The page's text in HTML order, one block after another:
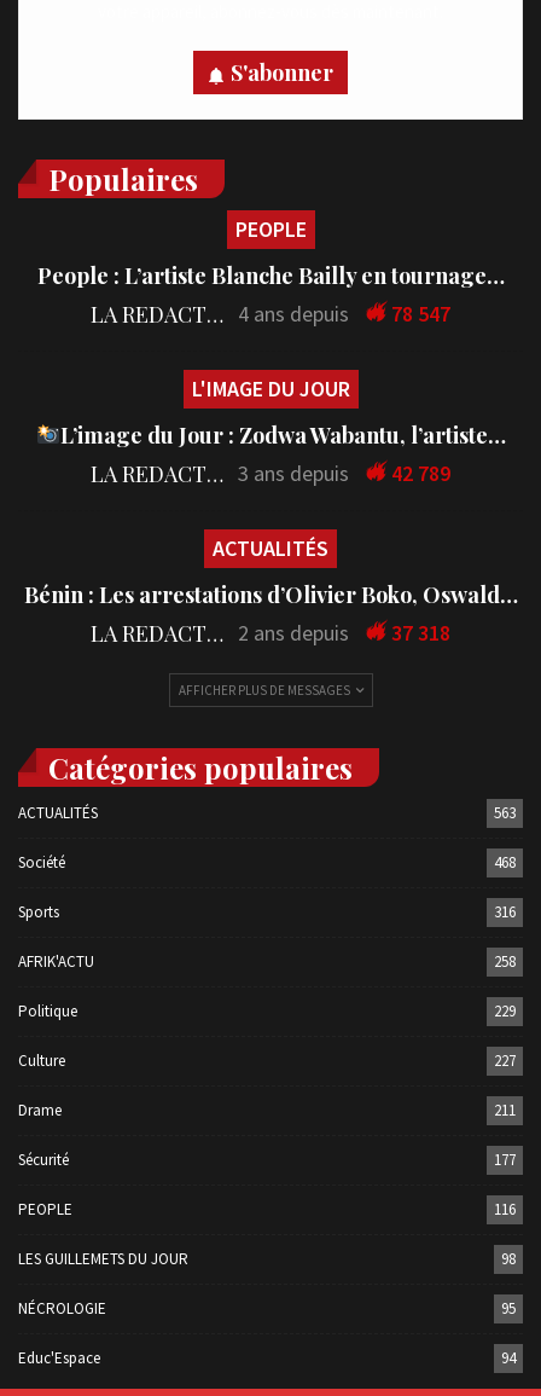
S'abonner
Populaires
PEOPLE
People : L’artiste Blanche Bailly en tournage…
LA REDACTION 4 ans depuis 78 547
L'IMAGE DU JOUR
L’image du Jour : Zodwa Wabantu, l’artiste…
LA REDACTION 3 ans depuis 42 789
ACTUALITÉS
Bénin : Les arrestations d’Olivier Boko, Oswald…
LA REDACTION 2 ans depuis 37 318
AFFICHER PLUS DE MESSAGES
Catégories populaires
ACTUALITÉS 563
Société 468
Sports 316
AFRIK'ACTU 258
Politique 229
Culture 227
Drame 211
Sécurité 177
PEOPLE 116
LES GUILLEMETS DU JOUR 98
NÉCROLOGIE 95
Educ'Espace 94